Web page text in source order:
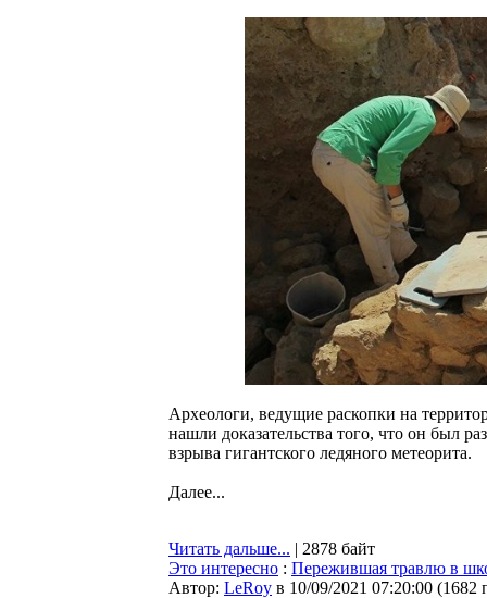
Археологи, ведущие раскопки на
нашли доказательства того, что он был
взрыва гигантского ледяного метеорита.
Далее...
Читать дальше... | 2878 байт
Это интересно : Пережившая травлю в
Автор: LeRoy в 10/09/2021 07:20:00 (1682